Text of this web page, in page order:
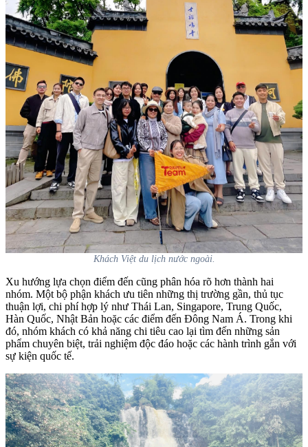
Khách Việt du lịch nước ngoài.
Xu hướng lựa chọn điểm đến cũng phân hóa rõ hơn thành hai
nhóm. Một bộ phận khách ưu tiên những thị trường gần, thủ tục
thuận lợi, chi phí hợp lý như Thái Lan, Singapore, Trung Quốc,
Hàn Quốc, Nhật Bản hoặc các điểm đến Đông Nam Á. Trong khi
đó, nhóm khách có khả năng chi tiêu cao lại tìm đến những sản
phẩm chuyên biệt, trải nghiệm độc đáo hoặc các hành trình gắn với
sự kiện quốc tế.